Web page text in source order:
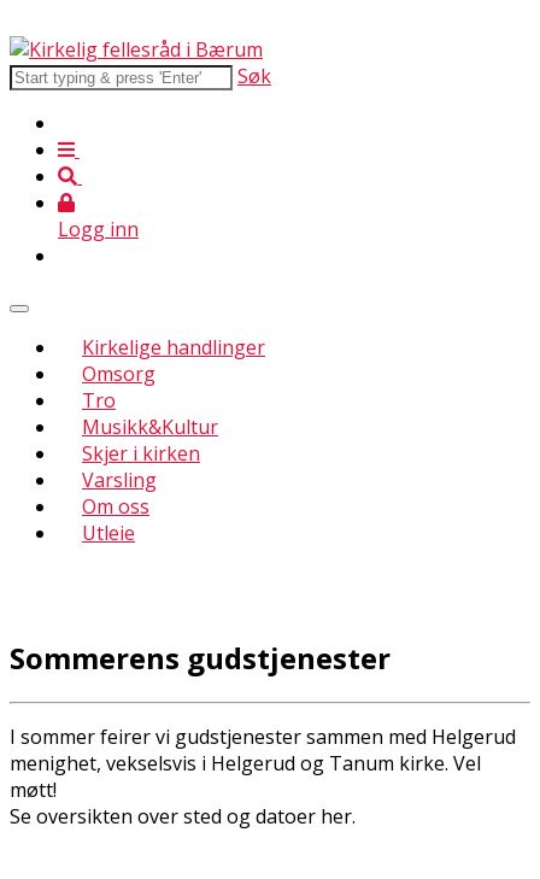
Søk
Logg inn
Kirkelige handlinger
Omsorg
Tro
Musikk&Kultur
Skjer i kirken
Varsling
Om oss
Utleie
Sommerens gudstjenester
I sommer feirer vi gudstjenester sammen med Helgerud
menighet, vekselsvis i Helgerud og Tanum kirke. Vel
møtt!
Se oversikten over sted og datoer her.